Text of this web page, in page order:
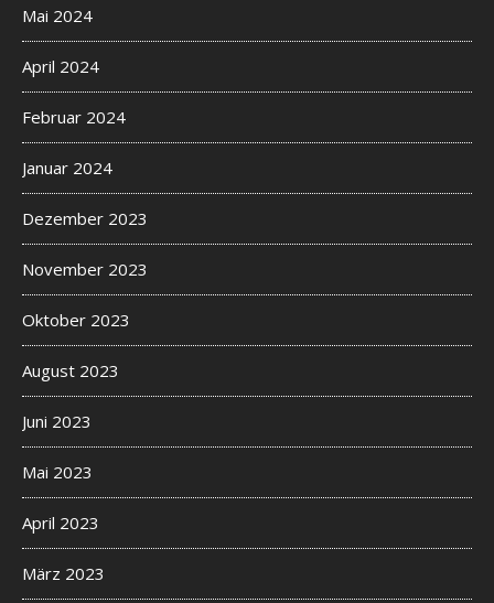
Mai 2024
April 2024
Februar 2024
Januar 2024
Dezember 2023
November 2023
Oktober 2023
August 2023
Juni 2023
Mai 2023
April 2023
März 2023